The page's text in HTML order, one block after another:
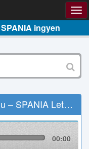
ingyen
Letöltés
00:00